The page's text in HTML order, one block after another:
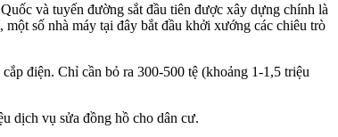
và tuyến đường sắt đầu tiên được xây dựng chính là
số nhà máy tại đây bắt đầu khởi xướng các chiêu trò
điện. Chỉ cần bỏ ra 300-500 tệ (khoảng 1-1,5 triệu
dịch vụ sửa đồng hồ cho dân cư.